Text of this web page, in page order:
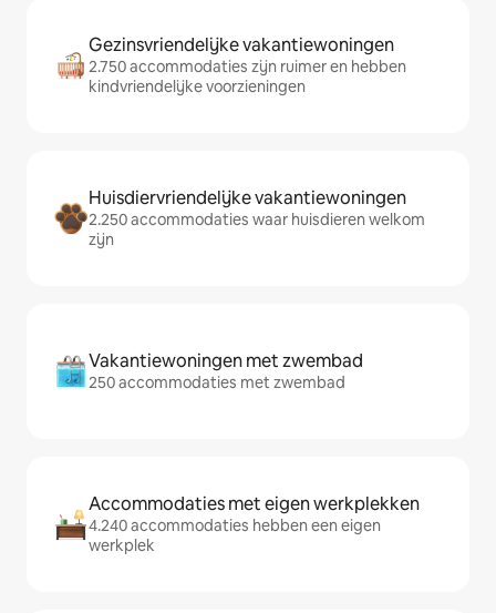
Gezinsvriendelijke vakantiewoningen
2.750 accommodaties zijn ruimer en hebben
kindvriendelijke voorzieningen
Huisdiervriendelijke vakantiewoningen
2.250 accommodaties waar huisdieren welkom
zijn
Vakantiewoningen met zwembad
250 accommodaties met zwembad
Accommodaties met eigen werkplekken
4.240 accommodaties hebben een eigen
werkplek